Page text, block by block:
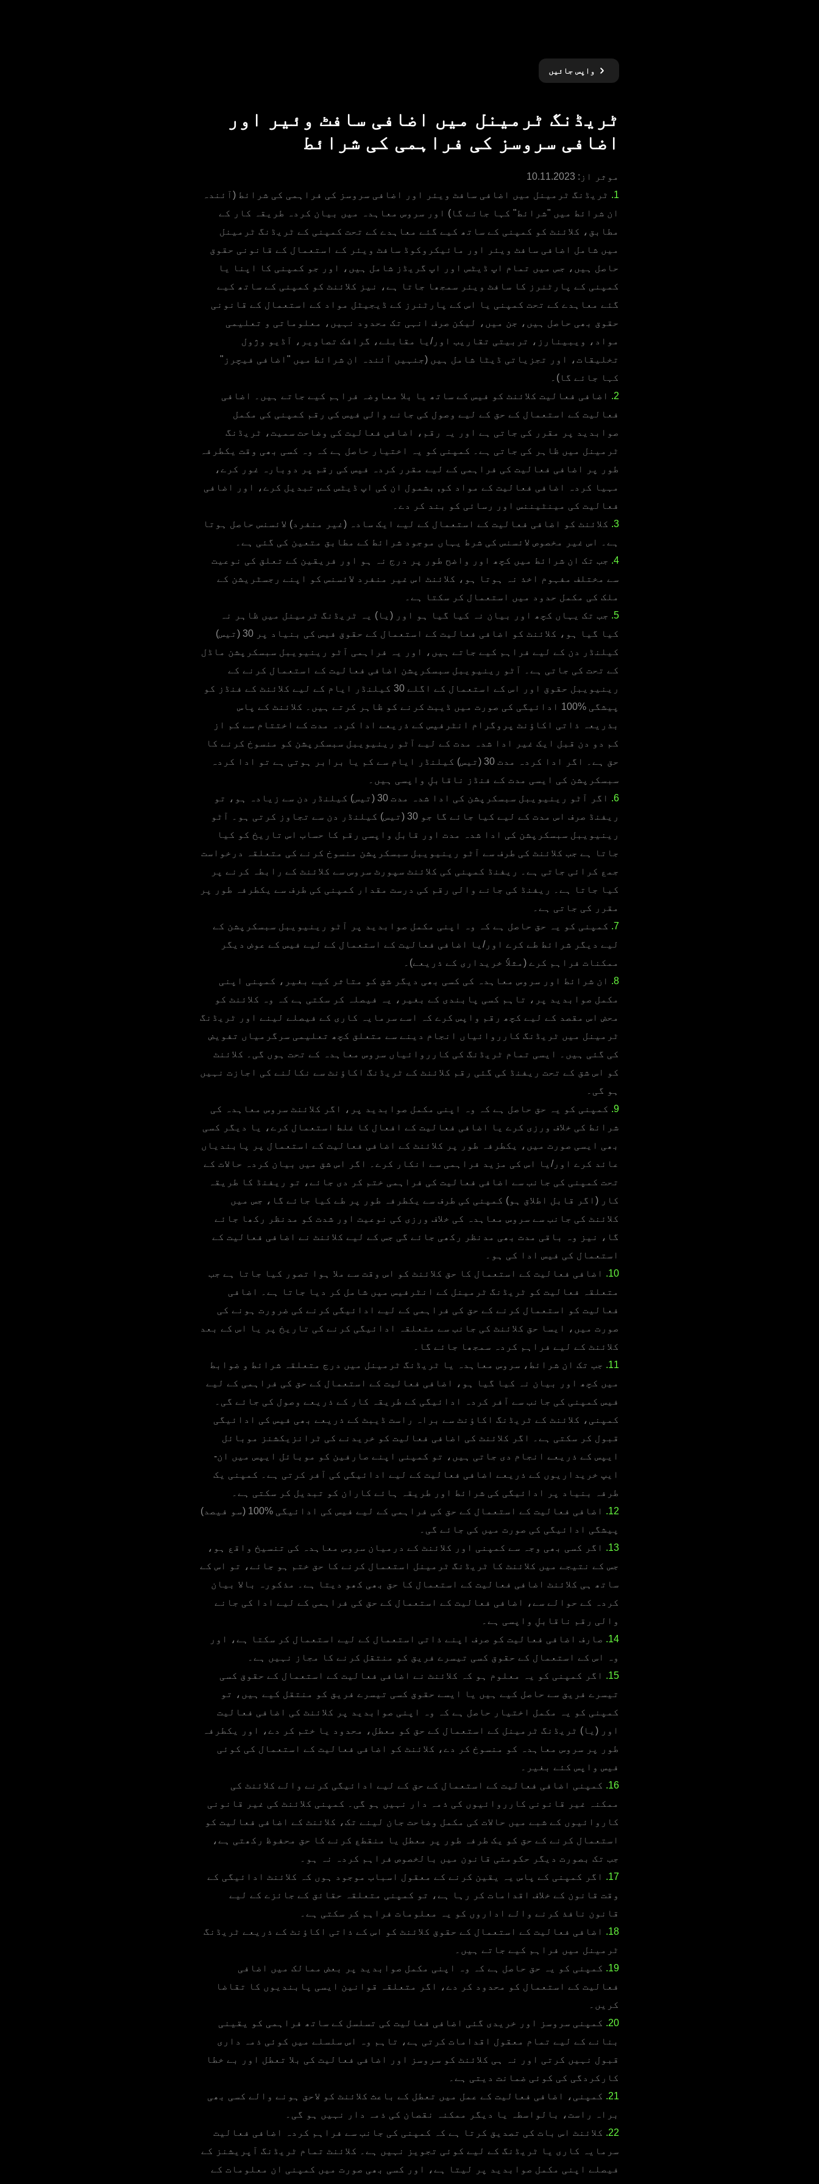
واپس جائیں
ٹریڈنگ ٹرمینل میں اضافی سافٹ وئیر اور
اضافی سروسز کی فراہمی کی شرائط
موثر از: 10.11.2023
1.
ٹریڈنگ ٹرمینل میں اضافی سافٹ ویئر اور اضافی سروسز کی فراہمی کی شرائط (آئندہ
ان شرائط میں "شرائط" کہا جائے گا) اور سروس معاہدہ میں بیان کردہ طریقہ کار کے
مطابق، کلائنٹ کو کمپنی کے ساتھ کیے گئے معاہدے کے تحت کمپنی کے ٹریڈنگ ٹرمینل
میں شامل اضافی سافٹ ویئر اور مائیکروکوڈ سافٹ ویئر کے استعمال کے قانونی حقوق
حاصل ہیں، جس میں تمام اپ ڈیٹس اور اپ گریڈز شامل ہیں، اور جو کمپنی کا اپنا یا
کمپنی کے پارٹنرز کا سافٹ ویئر سمجھا جاتا ہے، نیز کلائنٹ کو کمپنی کے ساتھ کیے
گئے معاہدے کے تحت کمپنی یا اس کے پارٹنرز کے ڈیجیٹل مواد کے استعمال کے قانونی
حقوق بھی حاصل ہیں، جن میں، لیکن صرف انہی تک محدود نہیں، معلوماتی و تعلیمی
مواد، ویبینارز، تربیتی تقاریب اور/یا مقابلے، گرافک تصاویر، آڈیو وژول
تخلیقات، اور تجزیاتی ڈیٹا شامل ہیں (جنہیں آئندہ ان شرائط میں "اضافی فیچرز"
کہا جائے گا)۔
2.
اضافی فعالیت کلائنٹ کو فیس کے ساتھ یا بلا معاوضہ فراہم کیے جاتے ہیں۔ اضافی
فعالیت کے استعمال کے حق کے لیے وصول کی جانے والی فیس کی رقم کمپنی کی مکمل
صوابدید پر مقرر کی جاتی ہے اور یہ رقم، اضافی فعالیت کی وضاحت سمیت، ٹریڈنگ
ٹرمینل میں ظاہر کی جاتی ہے۔ کمپنی کو یہ اختیار حاصل ہے کہ وہ کسی بھی وقت یکطرفہ
طور پر اضافی فعالیت کی فراہمی کے لیے مقرر کردہ فیس کی رقم پر دوبارہ غور کرے،
مہیا کردہ اضافی فعالیت کے مواد کو, بشمول ان کی اپ ڈیٹس کے, تبدیل کرے، اور اضافی
فعالیت کی مینٹیننس اور رسائی کو بند کر دے۔
3. کلائنٹ کو اضافی فعالیت کے استعمال کے لیے ایک سادہ (غیر منفرد) لائسنس حاصل ہوتا
ہے۔ اس غیر مخصوص لائسنس کی شرط یہاں موجود شرائط کے مطابق متعین کی گئی ہے۔
4. جب تک ان شرائط میں کچھ اور واضح طور پر درج نہ ہو اور فریقین کے تعلق کی نوعیت
سے مختلف مفہوم اخذ نہ ہوتا ہو، کلائنٹ اس غیر منفرد لائسنس کو اپنے رجسٹریشن کے
ملک کی مکمل حدود میں استعمال کر سکتا ہے۔
5. جب تک یہاں کچھ اور بیان نہ کیا گیا ہو اور (یا) یہ ٹریڈنگ ٹرمینل میں ظاہر نہ
کیا گیا ہو، کلائنٹ کو اضافی فعالیت کے استعمال کے حقوق فیس کی بنیاد پر 30 (تیس)
کیلنڈر دن کے لیے فراہم کیے جاتے ہیں، اور یہ فراہمی آٹو رینیویبل سبسکرپشن ماڈل
کے تحت کی جاتی ہے۔ آٹو رینیویبل سبسکرپشن اضافی فعالیت کے استعمال کرنے کے
رینیویبل حقوق اور اس کے استعمال کے اگلے 30 کیلنڈر ایام کے لیے کلائنٹ کے فنڈز کو
پیشگی %100 ادائیگی کی صورت میں ڈیبٹ کرنے کو ظاہر کرتے ہیں۔ کلائنٹ کے پاس
بذریعہ ذاتی اکاؤنٹ پروگرام انٹرفیس کے ذریعے ادا کردہ مدت کے اختتام سے کم از
کم دو دن قبل ایک غیر ادا شدہ مدت کے لیے آٹو رینیویبل سبسکرپشن کو منسوخ کرنے کا
حق ہے۔ اگر ادا کردہ مدت 30 (تیس) کیلنڈر ایام سے کم یا برابر ہوتی ہے تو ادا کردہ
سبسکرپشن کی ایسی مدت کے فنڈز ناقابلِ واپسی ہیں۔
6.
اگر آٹو رینیویبل سبسکرپشن کی ادا شدہ مدت 30 (تیس) کیلنڈر دن سے زیادہ ہو، تو
ریفنڈ صرف اس مدت کے لیے کیا جائے گا جو 30 (تیس) کیلنڈر دن سے تجاوز کرتی ہو۔ آٹو
رینیویبل سبسکرپشن کی ادا شدہ مدت اور قابل واپسی رقم کا حساب اس تاریخ کو کیا
جاتا ہے جب کلائنٹ کی طرف سے آٹو رینیویبل سبسکرپشن منسوخ کرنے کی متعلقہ درخواست
جمع کرائی جاتی ہے۔ ریفنڈ کمپنی کی کلائنٹ سپورٹ سروس سے کلائنٹ کے رابطہ کرنے پر
کیا جاتا ہے۔ ریفنڈ کی جانے والی رقم کی درست مقدار کمپنی کی طرف سے یکطرفہ طور پر
مقرر کی جاتی ہے۔
7. کمپنی کو یہ حق حاصل ہے کہ وہ اپنی مکمل صوابدید پر آٹو رینیویبل سبسکرپشن کے
لیے دیگر شرائط طے کرے اور/یا اضافی فعالیت کے استعمال کے لیے فیس کے عوض دیگر
ممکنات فراہم کرے (مثلاً خریداری کے ذریعے)۔
8.
ان شرائط اور سروس معاہدہ کی کسی بھی دیگر شق کو متاثر کیے بغیر، کمپنی اپنی
مکمل صوابدید پر، تاہم کسی پابندی کے بغیر، یہ فیصلہ کر سکتی ہے کہ وہ کلائنٹ کو
محض اس مقصد کے لیے کچھ رقم واپس کرے کہ اسے سرمایہ کاری کے فیصلے لینے اور ٹریڈنگ
ٹرمینل میں ٹریڈنگ کارروائیاں انجام دینے سے متعلق کچھ تعلیمی سرگرمیاں تفویض
کی گئی ہیں۔ ایسی تمام ٹریڈنگ کی کارروائیاں سروس معاہدہ کے تحت ہوں گی۔ کلائنٹ
کو اس شق کے تحت ریفنڈ کی گئی رقم کلائنٹ کے ٹریڈنگ اکاؤنٹ سے نکالنے کی اجازت نہیں
ہو گی۔
9. کمپنی کو یہ حق حاصل ہے کہ وہ اپنی مکمل صوابدید پر، اگر کلائنٹ سروس معاہدہ کی
شرائط کی خلاف ورزی کرے یا اضافی فعالیت کے افعال کا غلط استعمال کرے، یا دیگر کسی
بھی ایسی صورت میں، یکطرفہ طور پر کلائنٹ کے اضافی فعالیت کے استعمال پر پابندیاں
عائد کرے اور/یا اس کی مزید فراہمی سے انکار کرے۔ اگر اس شق میں بیان کردہ حالات کے
تحت کمپنی کی جانب سے اضافی فعالیت کی فراہمی ختم کر دی جائے، تو ریفنڈ کا طریقہ
کار (اگر قابل اطلاق ہو) کمپنی کی طرف سے یکطرفہ طور پر طے کیا جائے گا، جس میں
کلائنٹ کی جانب سے سروس معاہدہ کی خلاف ورزی کی نوعیت اور شدت کو مدنظر رکھا جائے
گا، نیز وہ باقی مدت بھی مدنظر رکھی جائے گی جس کے لیے کلائنٹ نے اضافی فعالیت کے
استعمال کی فیس ادا کی ہو۔
10.
اضافی فعالیت کے استعمال کا حق کلائنٹ کو اس وقت سے ملا ہوا تصور کیا جاتا ہے جب
متعلقہ فعالیت کو ٹریڈنگ ٹرمینل کے انٹرفیس میں شامل کر دیا جاتا ہے۔ اضافی
فعالیت کو استعمال کرنے کے حق کی فراہمی کے لیے ادائیگی کرنے کی ضرورت ہونے کی
صورت میں، ایسا حق کلائنٹ کی جانب سے متعلقہ ادائیگی کرنے کی تاریخ پر یا اس کے بعد
کلائنٹ کے لیے فراہم کردہ سمجھا جائے گا۔
11.
جب تک ان شرائط، سروس معاہدہ یا ٹریڈنگ ٹرمینل میں درج متعلقہ شرائط و ضوابط
میں کچھ اور بیان نہ کیا گیا ہو، اضافی فعالیت کے استعمال کے حق کی فراہمی کے لیے
فیس کمپنی کی جانب سے آفر کردہ ادائیگی کے طریقہ کار کے ذریعے وصول کی جائے گی۔
کمپنی، کلائنٹ کے ٹریڈنگ اکاؤنٹ سے براہ راست ڈیبٹ کے ذریعے بھی فیس کی ادائیگی
قبول کر سکتی ہے۔ اگر کلائنٹ کی اضافی فعالیت کو خریدنے کی ٹرانزیکشنز موبائل
ایپس کے ذریعے انجام دی جاتی ہیں، تو کمپنی اپنے صارفین کو موبائل ایپس میں ان-
ایپ خریداریوں کے ذریعے اضافی فعالیت کے لیے ادائیگی کی آفر کرتی ہے۔ کمپنی یک
طرفہ بنیاد پر ادائیگی کی شرائط اور طریقہ ہائے کاران کو تبدیل کر سکتی ہے۔
12.
اضافی فعالیت کے استعمال کے حق کی فراہمی کے لیے فیس کی ادائیگی %100 (سو فیصد)
پیشگی ادائیگی کی صورت میں کی جائے گی۔
13.
اگر کسی بھی وجہ سے کمپنی اور کلائنٹ کے درمیان سروس معاہدہ کی تنسیخ واقع ہو،
جس کے نتیجے میں کلائنٹ کا ٹریڈنگ ٹرمینل استعمال کرنے کا حق ختم ہو جائے، تو اس کے
ساتھ ہی کلائنٹ اضافی فعالیت کے استعمال کا حق بھی کھو دیتا ہے۔ مذکورہ بالا بیان
کردہ کے حوالے سے، اضافی فعالیت کے استعمال کے حق کی فراہمی کے لیے ادا کی جانے
والی رقم ناقابلِ واپسی ہے۔
14.
صارف اضافی فعالیت کو صرف اپنے ذاتی استعمال کے لیے استعمال کر سکتا ہے، اور
وہ اس کے استعمال کے حقوق کسی تیسرے فریق کو منتقل کرنے کا مجاز نہیں ہے۔
15.
اگر کمپنی کو یہ معلوم ہو کہ کلائنٹ نے اضافی فعالیت کے استعمال کے حقوق کسی
تیسرے فریق سے حاصل کیے ہیں یا ایسے حقوق کسی تیسرے فریق کو منتقل کیے ہیں، تو
کمپنی کو یہ مکمل اختیار حاصل ہے کہ وہ اپنی صوابدید پر کلائنٹ کی اضافی فعالیت
اور (یا) ٹریڈنگ ٹرمینل کے استعمال کے حق کو معطل، محدود یا ختم کر دے، اور یکطرفہ
طور پر سروس معاہدہ کو منسوخ کر دے، کلائنٹ کو اضافی فعالیت کے استعمال کی کوئی
فیس واپس کئے بغیر۔
16.
کمپنی اضافی فعالیت کے استعمال کے حق کے لیے ادائیگی کرنے والے کلائنٹ کی
ممکنہ غیر قانونی کارروائیوں کی ذمہ دار نہیں ہو گی۔ کمپنی کلائنٹ کی غیر قانونی
کاروائیوں کے شبے میں حالات کی مکمل وضاحت جان لینے تک، کلائنٹ کے اضافی فعالیت کو
استعمال کرنے کے حق کو یک طرفہ طور پر معطل یا منقطع کرنے کا حق محفوظ رکھتی ہے،
جب تک بصورت دیگر حکومتی قانون میں بالخصوص فراہم کردہ نہ ہو۔
17.
اگر کمپنی کے پاس یہ یقین کرنے کے معقول اسباب موجود ہوں کہ کلائنٹ ادائیگی کے
وقت قانون کے خلاف اقدامات کر رہا ہے، تو کمپنی متعلقہ حقائق کے جائزے کے لیے
قانون نافذ کرنے والے اداروں کو یہ معلومات فراہم کر سکتی ہے۔
18.
اضافی فعالیت کے استعمال کے حقوق کلائنٹ کو اس کے ذاتی اکاؤنٹ کے ذریعے ٹریڈنگ
ٹرمینل میں فراہم کیے جاتے ہیں۔
19.
کمپنی کو یہ حق حاصل ہے کہ وہ اپنی مکمل صوابدید پر بعض ممالک میں اضافی
فعالیت کے استعمال کو محدود کر دے، اگر متعلقہ قوانین ایسی پابندیوں کا تقاضا
کریں۔
20.
کمپنی سروسز اور خریدی گئی اضافی فعالیت کی تسلسل کے ساتھ فراہمی کو یقینی
بنانے کے لیے تمام معقول اقدامات کرتی ہے، تاہم وہ اس سلسلے میں کوئی ذمہ داری
قبول نہیں کرتی اور نہ ہی کلائنٹ کو سروسز اور اضافی فعالیت کی بلا تعطل اور بے خطا
کارکردگی کی کوئی ضمانت دیتی ہے۔
21.
کمپنی، اضافی فعالیت کے عمل میں تعطل کے باعث کلائنٹ کو لاحق ہونے والے کسی بھی
براہ راست، بالواسطہ یا دیگر ممکنہ نقصان کی ذمہ دار نہیں ہو گی۔
22.
کلائنٹ اس بات کی تصدیق کرتا ہے کہ کمپنی کی جانب سے فراہم کردہ اضافی فعالیت
سرمایہ کاری یا ٹریڈنگ کے لیے کوئی تجویز نہیں ہے۔ کلائنٹ تمام ٹریڈنگ آپریشنز کے
فیصلے اپنی مکمل صوابدید پر لیتا ہے، اور کسی بھی صورت میں کمپنی ان معلومات کے